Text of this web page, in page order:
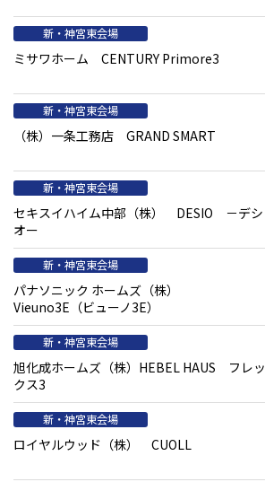
新・神宮東会場
ミサワホーム CENTURY Primore3
新・神宮東会場
（株）一条工務店 GRAND SMART
新・神宮東会場
セキスイハイム中部（株） DESIO －デシ
オー
新・神宮東会場
パナソニック ホームズ（株）
Vieuno3E（ビューノ3E）
新・神宮東会場
旭化成ホームズ（株）HEBEL HAUS フレッ
クス3
新・神宮東会場
ロイヤルウッド（株） CUOLL